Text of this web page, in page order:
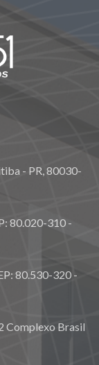
- PR, 80030-
80.020-310 -
80.530-320 -
Complexo Brasil